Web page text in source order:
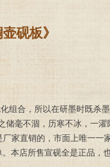
砚板》
组合，所以在研墨时既杀
毫不涸，历寒不冰，一濯
厂家直销的，市面上唯一一
本店所售宣砚全是正品，